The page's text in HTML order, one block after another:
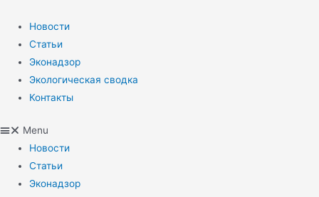
содержимому
Новости
Статьи
Эконадзор
Экологическая сводка
Контакты
Menu
Новости
Статьи
Эконадзор